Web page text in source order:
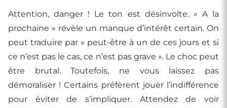
Attention, danger ! Le ton est désinvolte. « A la
prochaine » révèle un manque d’intérêt certain. On
peut traduire par « peut-être à un de ces jours et si
ce n’est pas le cas, ce n’est pas grave ». Le choc peut
être brutal. Toutefois, ne vous laissez pas
démoraliser ! Certains préfèrent jouer l’indifférence
pour éviter de s’impliquer. Attendez de voir